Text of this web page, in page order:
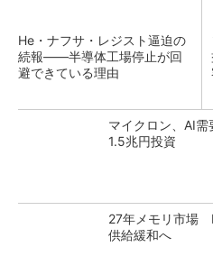
He・ナフサ・レジスト逼迫の
続報――半導体工場停止が回
避できている理由
マイクロン、AI
1.5兆円投資
27年メモリ市場
供給緩和へ